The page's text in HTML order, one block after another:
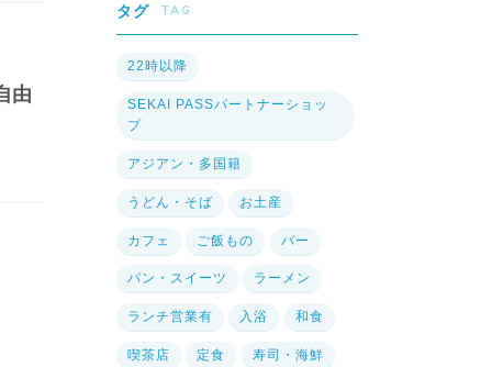
由
タグ TAG
22時以降
SEKAI PASSパートナーショッ
プ
アジアン・多国籍
うどん・そば お土産
カフェ ご飯もの バー
パン・スイーツ ラーメン
ランチ営業有 入浴 和食
喫茶店 定食 寿司・海鮮